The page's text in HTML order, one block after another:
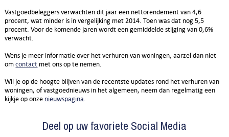
Vastgoedbeleggers verwachten dit jaar een nettorendement van 4,6
procent, wat minder is in vergelijking met 2014. Toen was dat nog 5,5
procent. Voor de komende jaren wordt een gemiddelde stijging van 0,6%
verwacht.
Wens je meer informatie over het verhuren van woningen, aarzel dan niet
omcontact met ons op te nemen.
Wil je op de hoogte blijven van de recentste updates rond het verhuren van
woningen, of vastgoednieuws in het algemeen, neem dan regelmatig een
kijkje op onze nieuwspagina.
Deel op uw favoriete Social Media